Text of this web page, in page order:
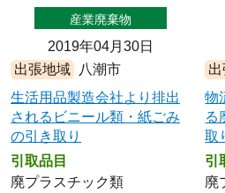
産業廃棄物
2019年04月30日
出張地域
八潮市
生活用品製造会社より排出
されるビニール類・紙ごみ
の引き取り
引取品目
廃プラスチック類
物
る
取
引
廃